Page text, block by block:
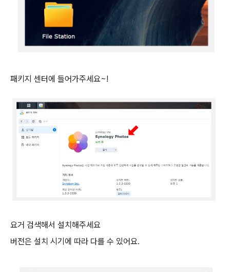
패키지 센터에 들어가주세요~!
요거 검색해서 설치해주세요
버전은 설치 시기에 따라 다를 수 있어요.